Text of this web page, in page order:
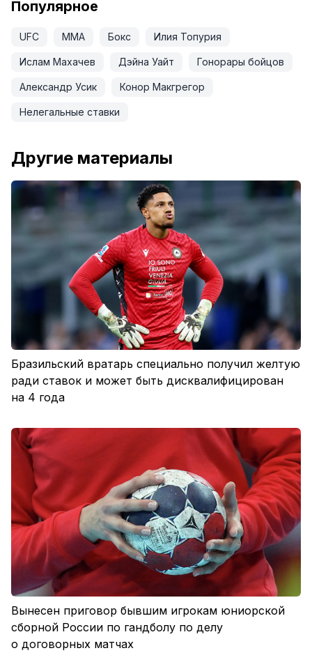
Популярное
UFC ММА Бокс Илия Топурия
Ислам Махачев Дэйна Уайт Гонорары бойцов
Александр Усик Конор Макгрегор
Нелегальные ставки
Другие материалы
Бразильский вратарь специально получил желтую
ради ставок и может быть дисквалифицирован
на 4 года
Вынесен приговор бывшим игрокам юниорской
сборной России по гандболу по делу
о договорных матчах